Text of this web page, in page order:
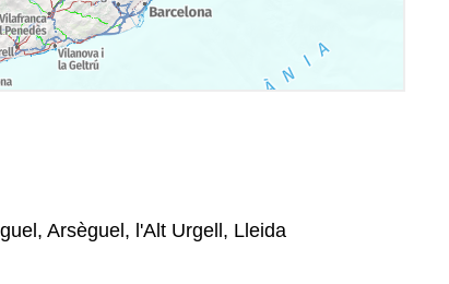
Arsèguel, l'Alt Urgell, Lleida